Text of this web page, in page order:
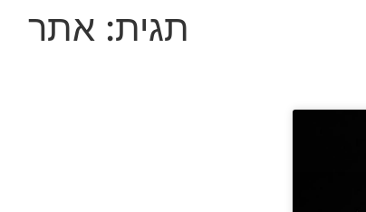
תגית: אתר